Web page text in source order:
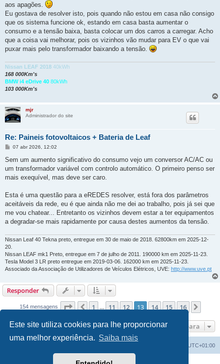
Este site utiliza cookies para lhe proporcionar
uma melhor experiência. Saiba mais
aos apagões.
Eu gostava de resolver isto, pois quando não estou em casa não consigo
que os sistema funcione ok, estando em casa basta aumentar o
consumo e a tensão baixa, basta colocar um dos carros a carregar. Acho
que a coisa vai melhorar, pois os vizinhos vão mudar para EV o que vai
puxar mais pelo transformador baixando a tensão.
Nissan LEAF 2018 40kWh
168 000Km's
BMW i4 eDrive 40 80kWh
103 000Km's
mjr
Administrador do site
Re: Paineis fotovoltaicos + Bateria de Leaf
M
n
a
g
07 abr 2026, 12:02
Sem um aumento significativo do consumo vejo um conversor AC/AC ou
um transformador variável com controlo automático. O primeiro penso ser
mais exequível, mas deve ser caro.
Esta é uma questão para a eREDES resolver, está fora dos parâmetros
aceitáveis da rede, eu é que ainda não me dei ao trabalho, pois já sei que
me vou chatear... Entretanto os vizinhos devem estar a ter equipamentos
a degradar-se mais rapidamente por causa destes aumentos da tensão.
Nissan Leaf 40 Tekna preto, entregue em 30 de maio de 2018. 62800km em 2025-12-
20.
Nissan LEAF mk1 Preto, entregue em 7 de julho de 2011. 190000 km em 2025-11-23.
Tesla Model 3 LR preto entregue em 2019-03-06. 162000 km em 2025-11-23.
Associado da Associação de Utilizadores de Veículos Elétricos, UVE: http://www.uve.pt
Responder
154 mensagens Página 13de16
Anterior
1 ... 11 12 13 14 15 16
Ir para
UTC+01:00